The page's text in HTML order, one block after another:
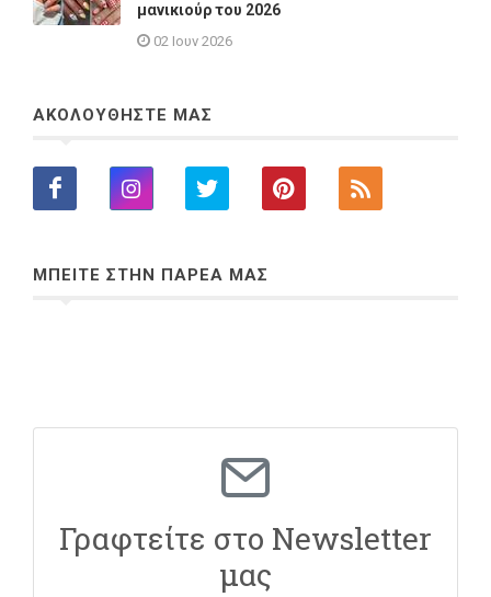
μανικιούρ του 2026
02 Ιουν 2026
ΑΚΟΛΟΥΘΗΣΤΕ ΜΑΣ
ΜΠΕΙΤΕ ΣΤΗΝ ΠΑΡΕΑ ΜΑΣ
Γραφτείτε στο Newsletter
μας